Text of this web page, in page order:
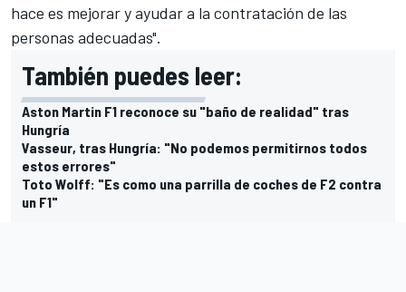
hace es mejorar y ayudar a la contratación de las
personas adecuadas".
También puedes leer:
Aston Martin F1 reconoce su "baño de realidad" tras
Hungría
Vasseur, tras Hungría: "No podemos permitirnos todos
estos errores"
Toto Wolff: "Es como una parrilla de coches de F2 contra
un F1"